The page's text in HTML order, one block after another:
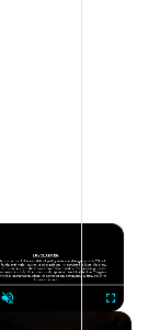
×
Fullscreen